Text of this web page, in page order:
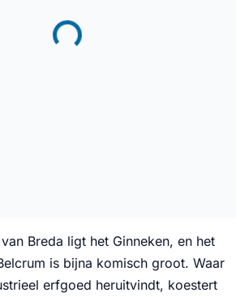
Breda ligt het Ginneken, en het
is bijna komisch groot. Waar
erfgoed heruitvindt, koestert